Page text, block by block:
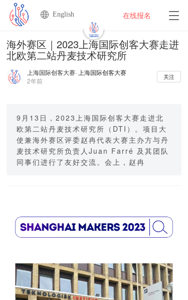
T
g
n
在线报名
English
海外赛区｜2023上海国际创客大赛走进
北欧第二站丹麦技术研究所
上海国际创客大赛· 上海国际创客大赛
2年前
关注
9月13日，2023上海国际创客大赛走进北
欧第二站丹麦技术研究所（DTI）。项目大
使兼海外赛区评委赵冉代表大赛主办方与丹
麦技术研究所负责人Juan Farré 及其团队
同事们进行了友好交流。会上，赵冉